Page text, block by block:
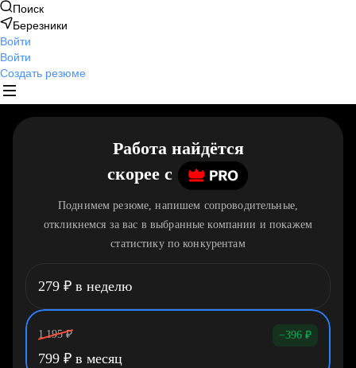
Поиск
Березники
Войти
Войти
Создать резюме
Работа найдётся
скорее c
Поднимем резюме, напишем сопроводительные,
откликнемся за вас в выбранные компании и покажем
статистику по конкурентам
279 ₽ в неделю
1 195 ₽ −396 ₽
799 ₽ в месяц